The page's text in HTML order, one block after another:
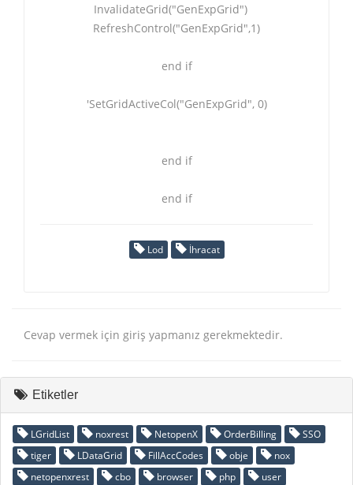
InvalidateGrid("GenExpGrid")
RefreshControl("GenExpGrid",1)
end if
'SetGridActiveCol("GenExpGrid", 0)
end if
end if
Lod İhracat
Cevap vermek için giriş yapmanız gerekmektedir.
Etiketler
LGridList noxrest NetopenX OrderBilling
SSO
tiger
LDataGrid FillAccCodes obje
nox
netopenxrest
cbo browser php user